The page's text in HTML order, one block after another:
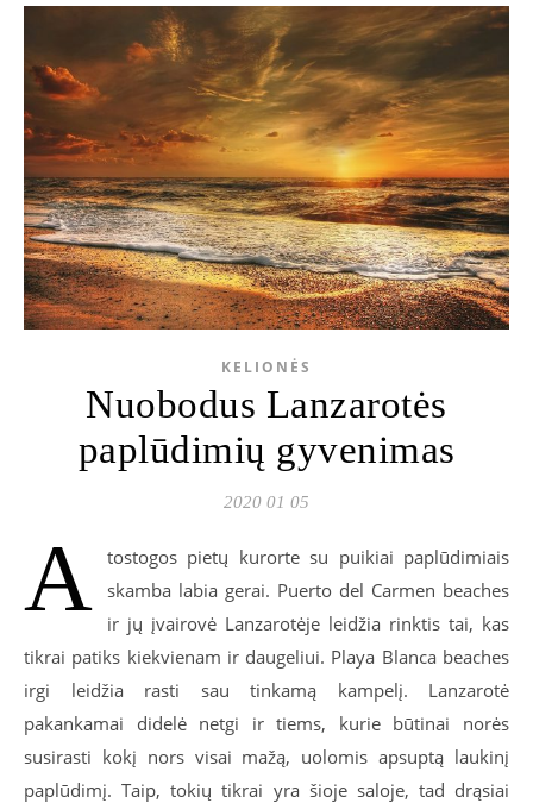
KELIONĖS
Nuobodus Lanzarotės
paplūdimių gyvenimas
2020 01 05
A
tostogos pietų kurorte su puikiai paplūdimiais
skamba labia gerai. Puerto del Carmen beaches
ir jų įvairovė Lanzarotėje leidžia rinktis tai, kas
tikrai patiks kiekvienam ir daugeliui. Playa Blanca beaches
irgi leidžia rasti sau tinkamą kampelį. Lanzarotė
pakankamai didelė netgi ir tiems, kurie būtinai norės
susirasti kokį nors visai mažą, uolomis apsuptą laukinį
paplūdimį. Taip, tokių tikrai yra šioje saloje, tad drąsiai